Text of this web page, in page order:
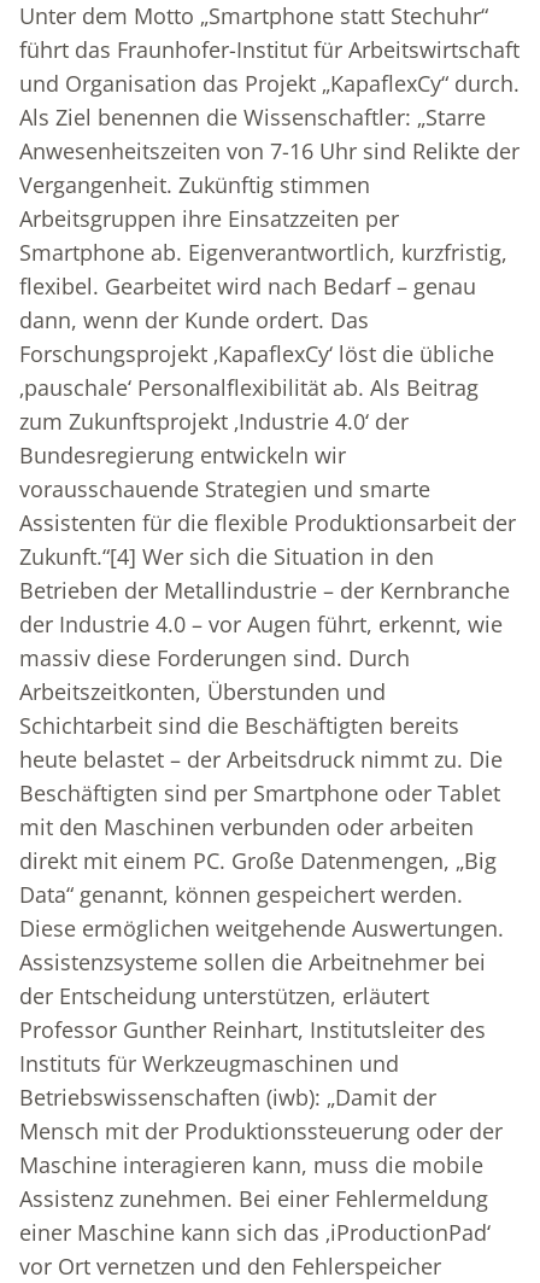
Unter dem Motto „Smartphone statt Stechuhr“
führt das Fraunhofer-Institut für Arbeitswirtschaft
und Organisation das Projekt „KapaflexCy“ durch.
Als Ziel benennen die Wissenschaftler: „Starre
Anwesenheitszeiten von 7-16 Uhr sind Relikte der
Vergangenheit. Zukünftig stimmen
Arbeitsgruppen ihre Einsatzzeiten per
Smartphone ab. Eigenverantwortlich, kurzfristig,
flexibel. Gearbeitet wird nach Bedarf – genau
dann, wenn der Kunde ordert. Das
Forschungsprojekt ‚KapaflexCy‘ löst die übliche
‚pauschale‘ Personalflexibilität ab. Als Beitrag
zum Zukunftsprojekt ‚Industrie 4.0‘ der
Bundesregierung entwickeln wir
vorausschauende Strategien und smarte
Assistenten für die flexible Produktionsarbeit der
Zukunft.“[4] Wer sich die Situation in den
Betrieben der Metallindustrie – der Kernbranche
der Industrie 4.0 – vor Augen führt, erkennt, wie
massiv diese Forderungen sind. Durch
Arbeitszeitkonten, Überstunden und
Schichtarbeit sind die Beschäftigten bereits
heute belastet – der Arbeitsdruck nimmt zu. Die
Beschäftigten sind per Smartphone oder Tablet
mit den Maschinen verbunden oder arbeiten
direkt mit einem PC. Große Datenmengen, „Big
Data“ genannt, können gespeichert werden.
Diese ermöglichen weitgehende Auswertungen.
Assistenzsysteme sollen die Arbeitnehmer bei
der Entscheidung unterstützen, erläutert
Professor Gunther Reinhart, Institutsleiter des
Instituts für Werkzeugmaschinen und
Betriebswissenschaften (iwb): „Damit der
Mensch mit der Produktionssteuerung oder der
Maschine interagieren kann, muss die mobile
Assistenz zunehmen. Bei einer Fehlermeldung
einer Maschine kann sich das ‚iProductionPad‘
vor Ort vernetzen und den Fehlerspeicher